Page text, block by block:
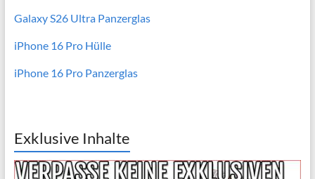
Galaxy S26 Ultra Panzerglas
iPhone 16 Pro Hülle
iPhone 16 Pro Panzerglas
Exklusive Inhalte